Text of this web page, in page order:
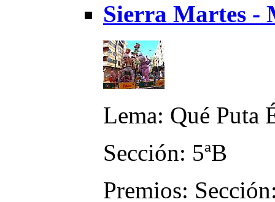
Sierra Martes -
Lema: Qué Puta
Sección: 5ªB
Premios: